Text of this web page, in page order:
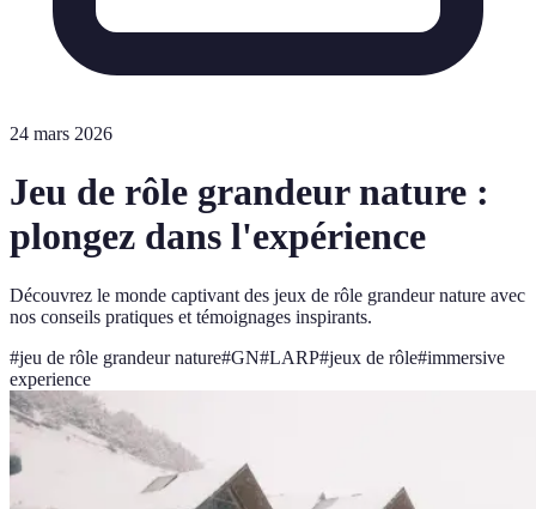
24 mars 2026
Jeu de rôle grandeur nature :
plongez dans l'expérience
Découvrez le monde captivant des jeux de rôle grandeur nature avec
nos conseils pratiques et témoignages inspirants.
#jeu de rôle grandeur nature#GN#LARP#jeux de rôle#immersive
experience